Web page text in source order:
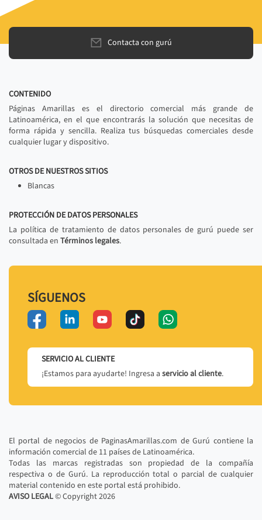
Contacta con gurú
CONTENIDO
Páginas Amarillas es el directorio comercial más grande de
Latinoamérica, en el que encontrarás la solución que necesitas de
forma rápida y sencilla. Realiza tus búsquedas comerciales desde
cualquier lugar y dispositivo.
OTROS DE NUESTROS SITIOS
Blancas
PROTECCIÓN DE DATOS PERSONALES
La política de tratamiento de datos personales de gurú puede ser
consultada en Términos legales.
SÍGUENOS
SERVICIO AL CLIENTE
¡Estamos para ayudarte! Ingresa a servicio al cliente.
El portal de negocios de PaginasAmarillas.com de Gurú contiene la
información comercial de 11 países de Latinoamérica.
Todas las marcas registradas son propiedad de la compañía
respectiva o de Gurú. La reproducción total o parcial de cualquier
material contenido en este portal está prohibido.
AVISO LEGAL© Copyright2026